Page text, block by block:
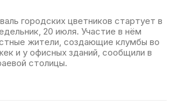
городских цветников стартует в
20 июля. Участие в нём
жители, создающие клумбы во
и у офисных зданий, сообщили в
столицы.